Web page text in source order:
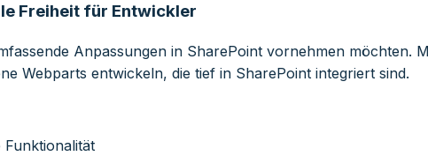
Freiheit für Entwickler
Anpassungen in SharePoint vornehmen möchten.
Webparts entwickeln, die tief in SharePoint integriert sind.
Funktionalität